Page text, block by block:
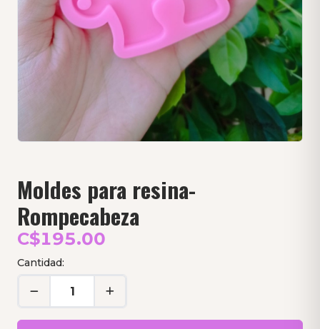
Moldes para resina-
Rompecabeza
C$195.00
Cantidad: